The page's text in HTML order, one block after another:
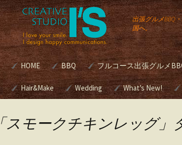
出張グルメBBQ
国へ。
コ
ン
テ
ン
ツ
キ
HOME BBQ
諏訪湖BBQマリーナ[公
式]
フルコース出張グルメ
別荘・個人宅向け出張
グルメBBQ
本格BBQのケータリン
グサービス | Gourmet
BBQ Catering
Hair&Make
美容室のメニューと料
Wedding
ブライダルプロデュー
What’s New!
「スモークチキンレッグ